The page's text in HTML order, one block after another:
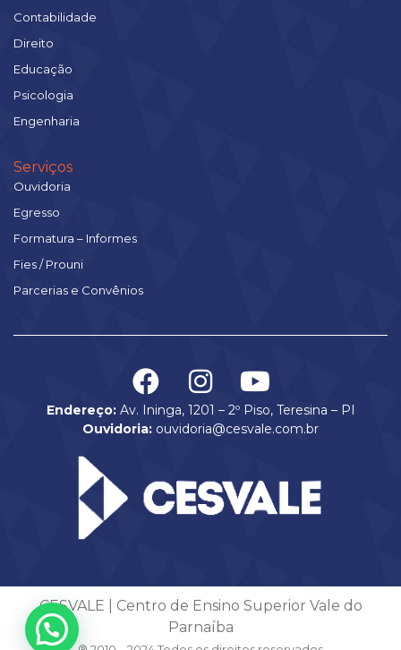
Contabilidade
Direito
Educação
Psicologia
Engenharia
Serviços
Ouvidoria
Egresso
Formatura – Informes
Fies / Prouni
Parcerias e Convênios
Endereço:Av. Ininga, 1201 – 2º Piso, Teresina – PI
Ouvidoria: ouvidoria@cesvale.com.br
CESVALE | Centro de Ensino Superior Vale do
Parnaíba